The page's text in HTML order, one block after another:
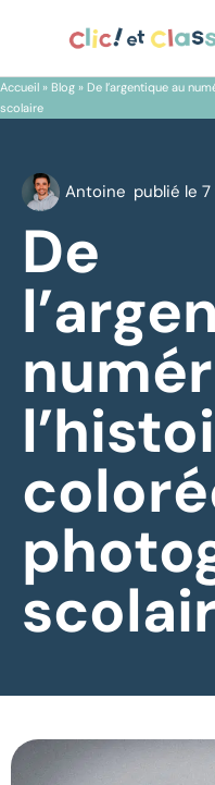
Accueil » Blog » De l’argentique au
scolaire
Antoine publié le
De